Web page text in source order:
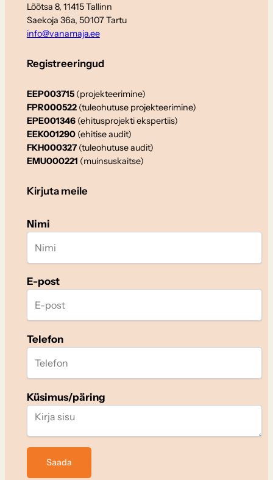
Lõõtsa 8, 11415 Tallinn
Saekoja 36a, 50107 Tartu
info@vanamaja.ee
Registreeringud
EEP003715 (projekteerimine)
FPR000522 (tuleohutuse projekteerimine)
EPE001346 (ehitusprojekti ekspertiis)
EEK001290(ehitise audit)
FKH000327 (tuleohutuse audit)
EMU000221 (muinsuskaitse)
Kirjuta meile
Nimi
E-post
Telefon
Küsimus/päring